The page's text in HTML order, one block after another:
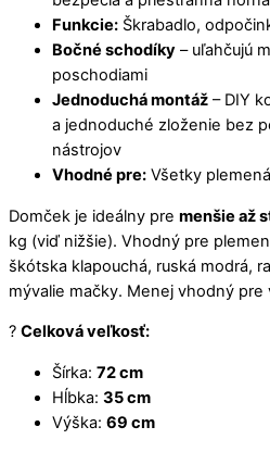
Funkcie: Škrabadlo,
Bočné schodíky – uľahčujú
poschodiami
Jednoduchá montáž – DIY
a jednoduché zloženie bez
nástrojov
Vhodné pre: Všetky
Domček je ideálny pre menšie až
kg (viď nižšie). Vhodný pre
škótska klapouchá, ruská modrá,
mývalie mačky. Menej vhodný
? Celková veľkosť:
Šírka: 72 cm
Hĺbka: 35 cm
Výška: 69 cm